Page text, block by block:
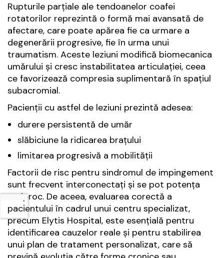
Rupturile parțiale ale tendoanelor coafei
rotatorilor reprezintă o formă mai avansată de
afectare, care poate apărea fie ca urmare a
degenerării progresive, fie în urma unui
traumatism. Aceste leziuni modifică biomecanica
umărului și cresc instabilitatea articulației, ceea
ce favorizează compresia suplimentară în spațiul
subacromial.
Pacienții cu astfel de leziuni prezintă adesea:
durere persistentă de umăr
slăbiciune la ridicarea brațului
limitarea progresivă a mobilității
Factorii de risc pentru sindromul de impingement
sunt frecvent interconectați și se pot potența
reciproc. De aceea, evaluarea corectă a
pacientului în cadrul unui centru specializat,
precum Elytis Hospital, este esențială pentru
identificarea cauzelor reale și pentru stabilirea
unui plan de tratament personalizat, care să